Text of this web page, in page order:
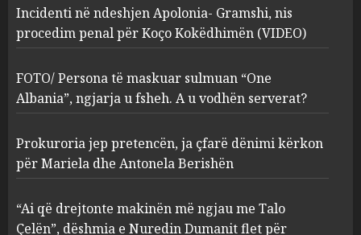
3
FOTO/ Persona të maskuar
sulmuan “One Albania”,
ngjarja u fsheh. A u vodhën
serverat?
MARCH 25, 2025
Prokuroria jep pretencën, ja
çfarë dënimi kërkon për
Berishën
Incidenti në ndeshjen Apolonia- Gramshi, nis
procedim penal për Koço Kokëdhimën (VIDEO)
FOTO/ Persona të maskuar sulmuan “One
Albania”, ngjarja u fsheh. A u vodhën serverat?
Prokuroria jep pretencën, ja çfarë dënimi kërkon
për Mariela dhe Antonela Berishën
“Ai që drejtonte makinën më ngjau me Talo
Çelën”, dëshmia e Nuredin Dumanit flet për